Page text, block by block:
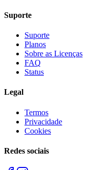
Suporte
Suporte
Planos
Sobre as Licenças
FAQ
Status
Legal
Termos
Privacidade
Cookies
Redes sociais